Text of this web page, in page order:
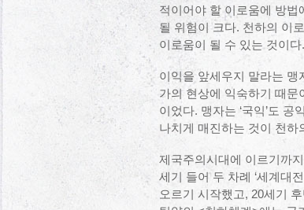
적이어야 할 이로움에 방법
될 위험이 크다. 천하의 이
이로움이 될 수 있는 것이다.
이익을 앞세우지 말라는 맹
가의 현상에 익숙하기 때문
이었다. 맹자는 ‘국익’도
나치게 매진하는 것이 천하
제국주의시대에 이르기까
세기 들어 두 차례 ‘세계대
오르기 시작했고, 20세기